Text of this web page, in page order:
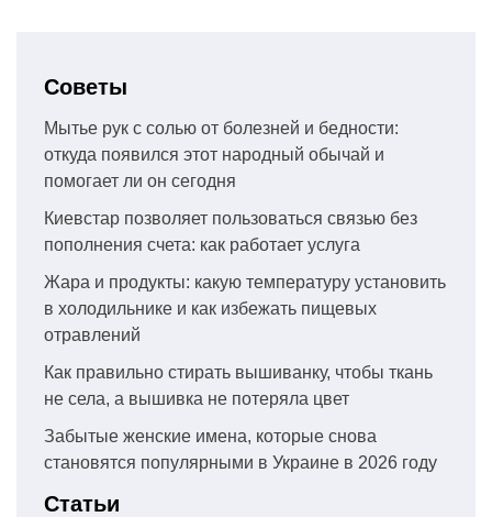
Советы
Мытье рук с солью от болезней и бедности:
откуда появился этот народный обычай и
помогает ли он сегодня
Киевстар позволяет пользоваться связью без
пополнения счета: как работает услуга
Жара и продукты: какую температуру установить
в холодильнике и как избежать пищевых
отравлений
Как правильно стирать вышиванку, чтобы ткань
не села, а вышивка не потеряла цвет
Забытые женские имена, которые снова
становятся популярными в Украине в 2026 году
Статьи